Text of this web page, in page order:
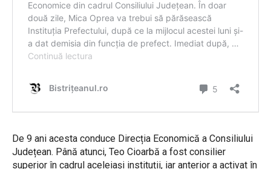
De 9 ani acesta conduce Direcția Economică a Consiliului
Județean. Până atunci, Teo Cioarbă a fost consilier
superior în cadrul aceleiași instituții, iar anterior a activat în